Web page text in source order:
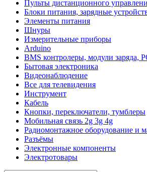
Пульты дистанционного
Блоки питания, зарядные
Элементы питания
Шнуры
Измерительные приборы
Arduino
BMS контролеры, модули заряда,
Бытовая электроника
Видеонаблюдение
Все для телевидения
Инструмент
Кабель
Кнопки, переключатели, тумблеры
Мобильная связь 2g 3g 4g
Радиомонтажное оборудование и
Разъёмы
Электронные компоненты
Электротовары